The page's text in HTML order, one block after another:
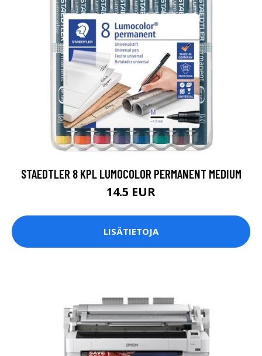
STAEDTLER 8 KPL LUMOCOLOR PERMANENT MEDIUM
14.5 EUR
LISÄTIETOJA